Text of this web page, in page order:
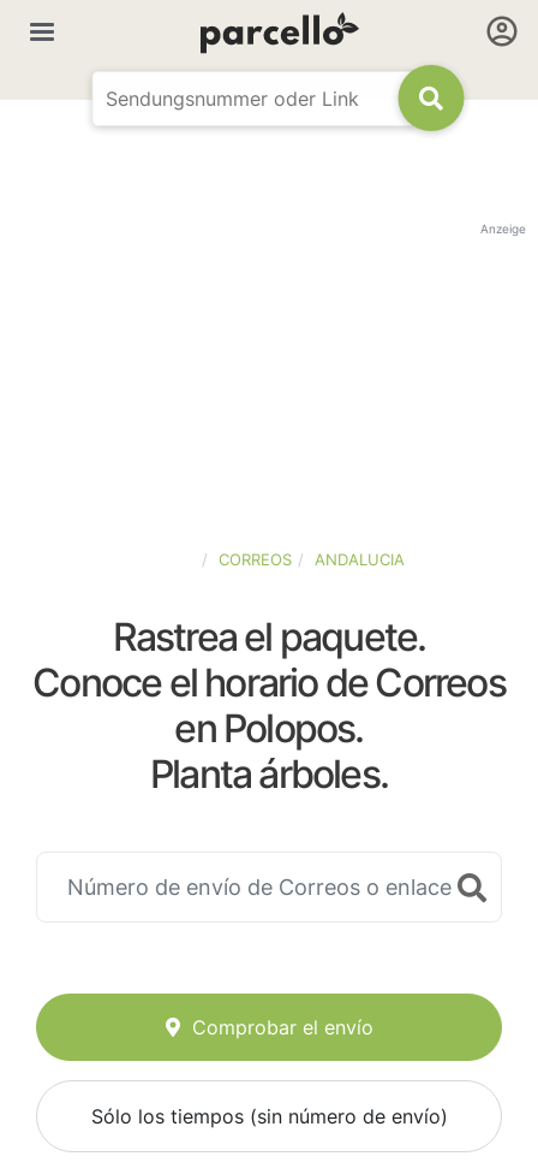
Anzeige
CORREOS ANDALUCIA
Rastrea el paquete.
Conoce el horario de Correos
en Polopos.
Planta árboles.
Comprobar el envío
Sólo los tiempos (sin número de envío)